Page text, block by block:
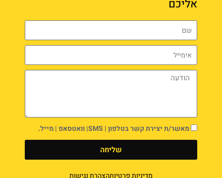
אליכם
מאשר/ת יצירת קשר בטלפון | SMS| וואטסאפ | מייל.
שליחה